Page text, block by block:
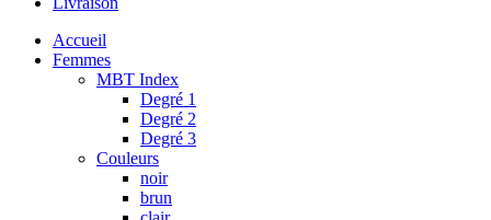
Accueil
Femmes
MBT Index
Degré 1
Degré 2
Degré 3
Couleurs
noir
brun